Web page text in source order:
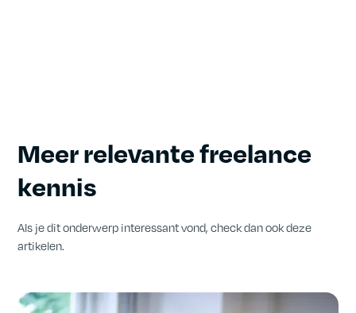
Meer relevante freelance
kennis
Als je dit onderwerp interessant vond, check dan ook deze
artikelen.